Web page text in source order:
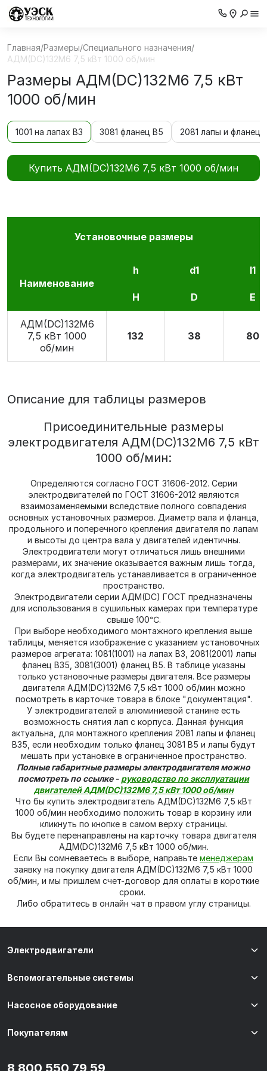
Главная/Размеры/Специального назначения/
АДМ(DC)132M6 7,5 кВт 1000 об/мин
Размеры АДМ(DC)132M6 7,5 кВт
1000 об/мин
Купить АДМ(DC)132M6 7,5 кВт 1000 об/мин
1001 на лапах В3 3081 фланец В5 2081 лапы и фланец
Установочные размеры
Наименование
h d1 l1
H D E
АДМ(DC)132M6
7,5 кВт 1000
об/мин
132 38 80
Описание для таблицы размеров
Присоединительные размеры
электродвигателя АДМ(DC)132M6 7,5 кВт
1000 об/мин:
Определяются согласно ГОСТ 31606-2012. Серии
электродвигателей по ГОСТ 31606-2012 являются
взаимозаменяемыми вследствие полного совпадения
основных установочных размеров. Диаметр вала и фланца,
продольного и поперечного крепления двигателя по лапам
и высоты до центра вала у двигателей идентичны.
Электродвигатели могут отличаться лишь внешними
размерами, их значение оказывается важным лишь тогда,
когда электродвигатель устанавливается в ограниченное
пространство.
Электродвигатели серии АДМ(DC) ГОСТ предназначены
для использования в сушильных камерах при температуре
свыше 100℃.
При выборе необходимого монтажного крепления выше
таблицы, меняется изображение с указанием установочных
размеров агрегата: 1081(1001) на лапах В3, 2081(2001) лапы
фланец В35, 3081(3001) фланец В5. В таблице указаны
только установочные размеры двигателя. Все размеры
двигателя АДМ(DC)132M6 7,5 кВт 1000 об/мин можно
посмотреть в карточке товара в блоке "документация".
У электродвигателей в алюминиевой станине есть
возможность снятия лап с корпуса. Данная функция
актуальна, для монтажного крепления 2081 лапы и фланец
В35, если необходим только фланец 3081 В5 и лапы будут
мешать при установке в ограниченное пространство.
Полные габаритные размеры электродвигателя можно
посмотреть по ссылке - руководство по эксплуатации
двигателей АДМ(DC)132M6 7,5 кВт 1000 об/мин
Что бы купить электродвигатель АДМ(DC)132M6 7,5 кВт
1000 об/мин необходимо положить товар в корзину или
кликнуть по кнопке в самом верху страницы.
Вы будете перенаправлены на карточку товара двигателя
АДМ(DC)132M6 7,5 кВт 1000 об/мин.
Если Вы сомневаетесь в выборе, направьте менеджерам
заявку на покупку двигателя АДМ(DC)132M6 7,5 кВт 1000
об/мин, и мы пришлем счет-договор для оплаты в короткие
сроки.
Либо обратитесь в онлайн чат в правом углу страницы.
Электродвигатели
Вспомогательные системы
Насосное оборудование
Покупателям
8 800 550 79 59